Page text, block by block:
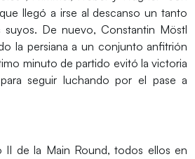
llegó a irse al descanso un tanto
suyos. De nuevo, Constantin Möstl
la persiana a un conjunto anfitrión
minuto de partido evitó la victoria
seguir luchando por el pase a
II de la Main Round, todos ellos en